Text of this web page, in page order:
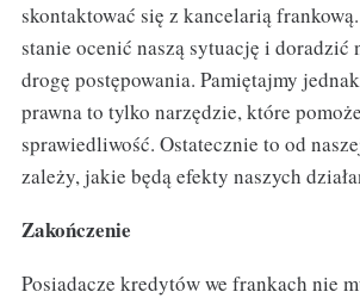
skontaktować się z kancelarią
stanie ocenić naszą sytuację i doradzić
drogę postępowania. Pamiętajmy
prawna to tylko narzędzie, które
sprawiedliwość. Ostatecznie to od
zależy, jakie będą efekty naszych
Zakończenie
Posiadacze kredytów we frankach nie